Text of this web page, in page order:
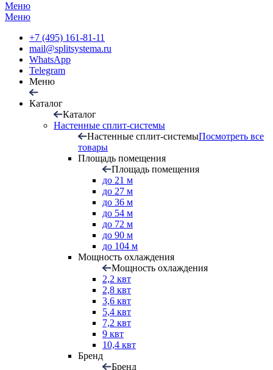
Меню
Меню
+7 (495) 161-81-11
mail@splitsystema.ru
WhatsApp
Telegram
Меню
Каталог
Каталог
Настенные сплит-системы
Настенные сплит-системыПосмотреть все
товары
Площадь помещения
Площадь помещения
до 21 м
до 27 м
до 36 м
до 54 м
до 72 м
до 90 м
до 104 м
Мощность охлаждения
Мощность охлаждения
2,2 квт
2,8 квт
3,6 квт
5,4 квт
7,2 квт
9 квт
10,4 квт
Бренд
Бренд